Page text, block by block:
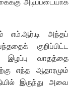
எம்.ஆர்.டி அந்தப்
குறிப்பிட்ட
இழப்பு வாதத்தை
எந்த ஆதாரமும்
இருந்து அவை